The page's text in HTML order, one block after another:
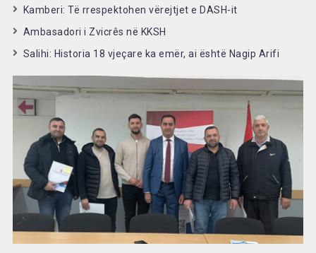
Kamberi: Të rrespektohen vërejtjet e DASH-it
Ambasadori i Zvicrês në KKSH
Salihi: Historia 18 vjeçare ka emër, ai është Nagip Arifi